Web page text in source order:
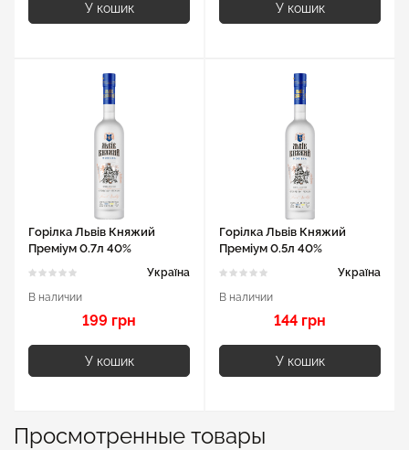
У кошик У кошик
Горілка Львів Княжий
Преміум 0.7л 40%
Україна
В наличии
199 грн
У кошик
Горілка Львів Княжий
Преміум 0.5л 40%
Україна
В наличии
144 грн
У кошик
Просмотренные товары